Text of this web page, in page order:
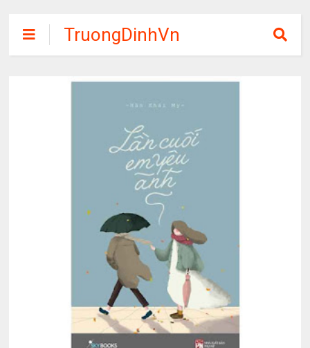
TruongDinhVn
Chia sẽ ebook,
các khóa học,